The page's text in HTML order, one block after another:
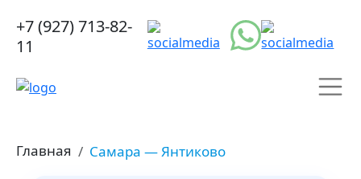
+7 (927) 713-82-
11
Главная Самара — Янтиково